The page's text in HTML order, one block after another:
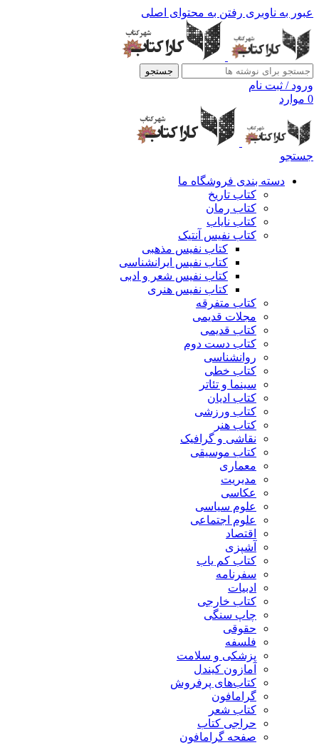
عبور به ناوبری رفتن به محتوای اصلی
جستجو
ورود / ثبت نام
0 موارد
جستجو
دسته بندی فروشگاه ما
کتاب تاریخ
کتاب رمان
کتاب نایاب
کتاب نفیس آنتیک
کتاب نفیس مذهبی
کتاب نفیس ایرانشناسی
کتاب نفیس شعر و ادبی
کتاب نفیس هنری
کتاب متفرقه
مجلات قدیمی
کتاب قدیمی
کتاب دست دوم
روانشناسی
کتاب خطی
سینما و تئاتر
کتاب ادیان
کتاب ورزشی
کتاب هنر
نقاشی و گرافیک
کتاب موسیقی
معماری
مدیریت
عکاسی
علوم سیاسی
علوم اجتماعی
اقتصاد
آشپزی
کتاب کم یاب
سفرنامه
ادبیات
کتاب خارجی
چاپ سنگی
حقوقی
فلسفه
پزشکی و سلامت
آمازون کیندل
کتاب‌های پرفروش
گرامافون
کتاب شعر
حراجی کتاب
صفحه گرامافون